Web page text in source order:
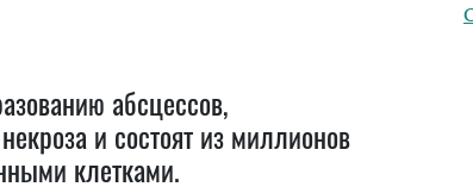
абсцессов,
и состоят из миллионов
клетками.